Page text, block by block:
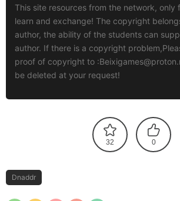
This site resources from the network, only
learn and exchange! The copyright
author, the ability of the students can
author. If there is a copyright
proof of copyright to :
be deleted at your request!
32 0
Dnaddr